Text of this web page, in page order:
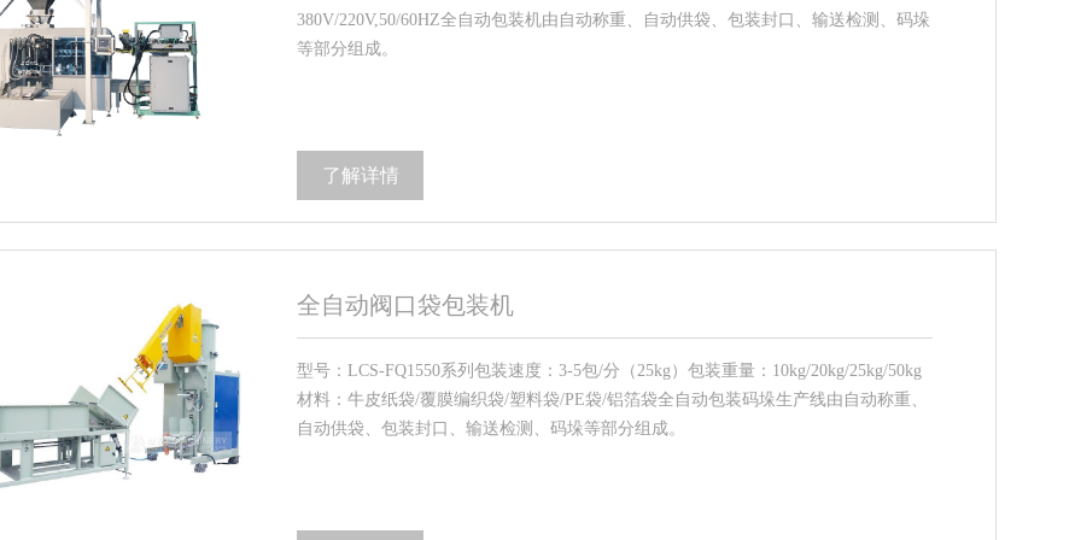
380V/220V,50/60HZ全自动包装机由自动称重、自动供袋、包装封口、输送检测、码垛
等部分组成。
了解详情
全自动阀口袋包装机
型号：LCS-FQ1550系列包装速度：3-5包/分（25kg）包装重量：10kg/20kg/25kg/50kg
材料：牛皮纸袋/覆膜编织袋/塑料袋/PE袋/铝箔袋全自动包装码垛生产线由自动称重、
自动供袋、包装封口、输送检测、码垛等部分组成。